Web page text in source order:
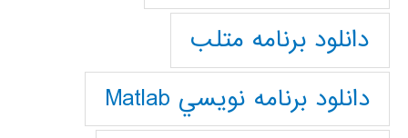
دانلود برنامه متلب
دانلود برنامه نويسي Matlab